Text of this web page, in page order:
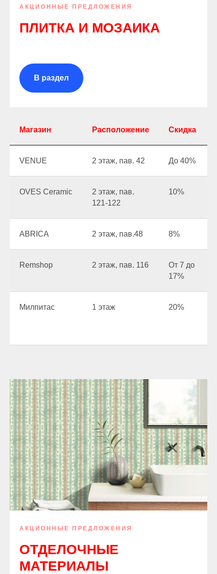
АКЦИОННЫЕ ПРЕДЛОЖЕНИЯ
ПЛИТКА И МОЗАИКА
В раздел
Магазин Расположение Скидка
VENUE 2 этаж, пав. 42 До 40%
OVES Ceramic
2 этаж, пав.
121-122
10%
ABRICA 2 этаж, пав.48 8%
Remshop 2 этаж, пав. 116
От 7 до
17%
Милпитас 1 этаж 20%
АКЦИОННЫЕ ПРЕДЛОЖЕНИЯ
ОТДЕЛОЧНЫЕ
МАТЕРИАЛЫ